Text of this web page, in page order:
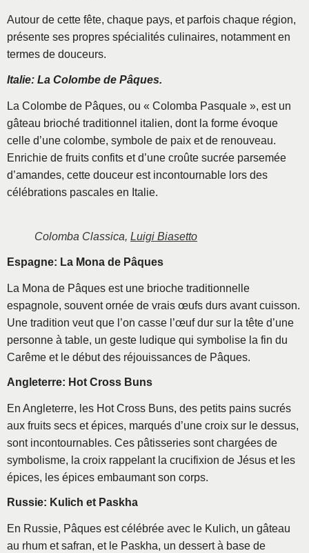
Autour de cette fête, chaque pays, et parfois chaque région,
présente ses propres spécialités culinaires, notamment en
termes de douceurs.
Italie: La Colombe de Pâques.
La Colombe de Pâques, ou « Colomba Pasquale », est un
gâteau brioché traditionnel italien, dont la forme évoque
celle d’une colombe, symbole de paix et de renouveau.
Enrichie de fruits confits et d’une croûte sucrée parsemée
d’amandes, cette douceur est incontournable lors des
célébrations pascales en Italie.
Colomba Classica, Luigi Biasetto
Espagne: La Mona de Pâques
La Mona de Pâques est une brioche traditionnelle
espagnole, souvent ornée de vrais œufs durs avant cuisson.
Une tradition veut que l’on casse l’œuf dur sur la tête d’une
personne à table, un geste ludique qui symbolise la fin du
Carême et le début des réjouissances de Pâques.
Angleterre: Hot Cross Buns
En Angleterre, les Hot Cross Buns, des petits pains sucrés
aux fruits secs et épices, marqués d’une croix sur le dessus,
sont incontournables. Ces pâtisseries sont chargées de
symbolisme, la croix rappelant la crucifixion de Jésus et les
épices, les épices embaumant son corps.
Russie: Kulich et Paskha
En Russie, Pâques est célébrée avec le Kulich, un gâteau
au rhum et safran, et le Paskha, un dessert à base de